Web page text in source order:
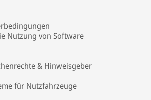
Nutzung von Software
& Hinweisgeber
für Nutzfahrzeuge